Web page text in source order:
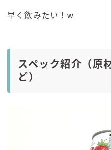
早く飲みたい！w
スペック紹介（原
ど）